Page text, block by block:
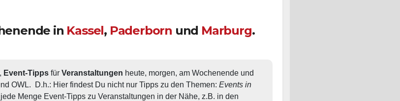
in Kassel Paderborn und Marburg
Event-Tipps für Veranstaltungen heute, morgen, am Wochenende und
OWL.  D.h.: Hier findest Du nicht nur Tipps zu den Themen: Events in
jede Menge Event-Tipps zu Veranstaltungen in der Nähe, z.B. in den